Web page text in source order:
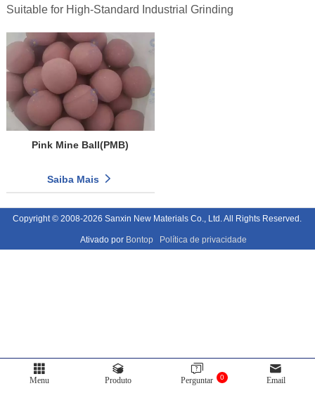
Suitable for High-Standard Industrial Grinding
Pink Mine Ball(PMB)
Saiba Mais
Copyright © 2008-2026 Sanxin New Materials Co., Ltd. All Rights Reserved.
Ativado por Bontop Política de privacidade
Menu Produto 0
Perguntar Email